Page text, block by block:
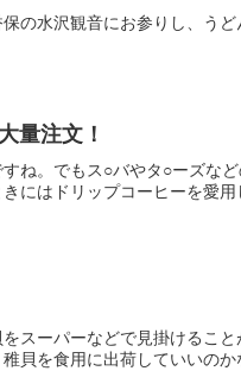
の水沢観音にお参りし、うど
量注文！
ね。でもス○バやタ○ーズなど
にはドリップコーヒーを愛用
スーパーなどで見掛けること
貝を食用に出荷していいのか